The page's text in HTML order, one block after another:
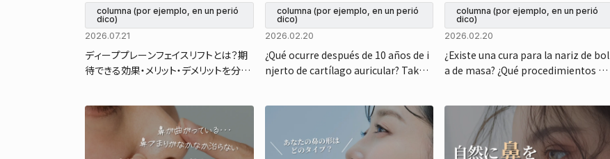
columna (por ejemplo, en un perió
dico)
2026.07.21
ディーププレーンフェイスリフトとは？期
待できる効果・メリット・デメリットを分か
columna (por ejemplo, en un perió
dico)
2026.02.20
¿Qué ocurre después de 10 años de i
njerto de cartílago auricular? Takas
oducen con el paso del tiempo.
columna (por ejemplo, en un perió
dico)
2026.02.20
¿Existe una cura para la nariz de bol
a de masa? ¿Qué procedimientos de